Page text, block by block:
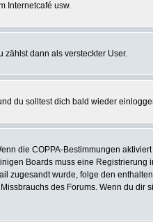
Internetcafé usw.
zählst dann als versteckter User.
du solltest dich bald wieder
die COPPA-Bestimmungen
Boards muss eine Registrierung
zugesandt wurde, folge den
des Forums. Wenn du dir